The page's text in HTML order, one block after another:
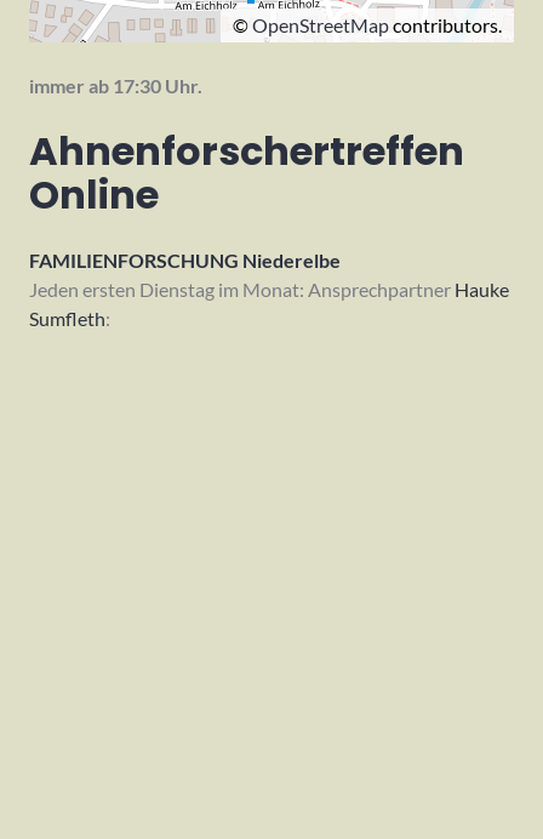
©OpenStreetMapcontributors.
immer ab 17:30 Uhr.
Ahnenforschertreffen
Online
FAMILIENFORSCHUNG Niederelbe
Jeden ersten Dienstag im Monat: Ansprechpartner Hauke
Sumfleth: